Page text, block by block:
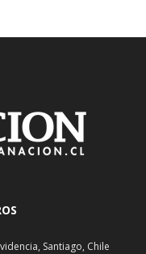
Santiago, Chile